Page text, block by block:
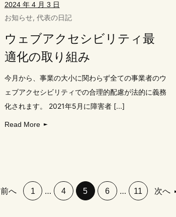
2024 年 4 月 3 日
お知らせ, 代表の日記
ウェブアクセシビリティ最
適化の取り組み
今月から、事業の大小に関わらず全ての事業者のウ
ェブアクセシビリティでの合理的配慮が法的に義務
化されます。 2021年5月に障害者 [...]
Read More
前へ 1 … 4 5 6 … 11 次へ